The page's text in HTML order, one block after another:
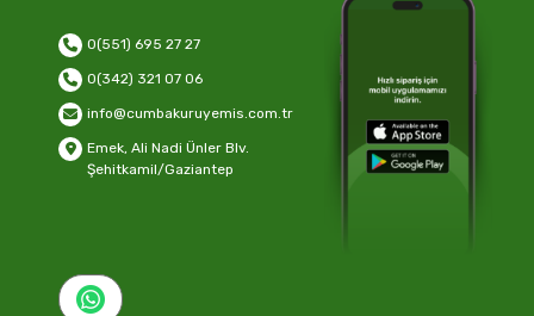
0(551) 695 27 27
0(342) 321 07 06
info@cumbakuruyemis.com.tr
Emek, Ali Nadi Ünler Blv.
Şehitkamil/Gaziantep